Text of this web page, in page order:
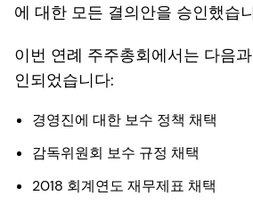
에 대한 모든 결의안을 승인했습
이번 연례 주주총회에서는 다음
인되었습니다:
경영진에 대한 보수 정책 채택
감독위원회 보수 규정 채택
2018 회계연도 재무제표 채택